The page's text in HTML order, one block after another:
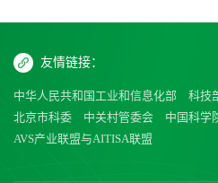
友情链接：
中华人民共和国工业和信息化部 科技
北京市科委
中关村管委会 中国科学
AVS产业联盟与AITISA联盟